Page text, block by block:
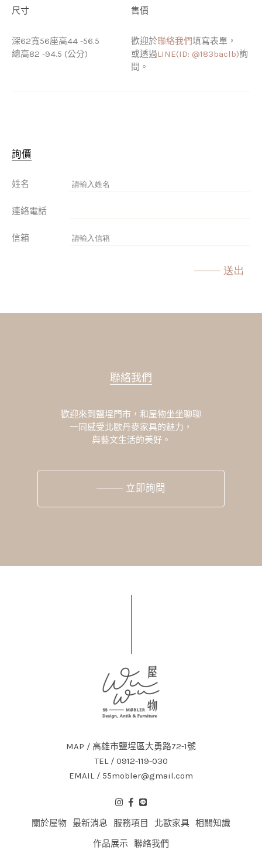
尺寸
深62寬56座高44 -56.5
總高82 -94.5 (公分)
售價
歡迎於聯絡我們填寫表單，
或透過LINE(ID: @183baclb)詢
問。
詢價
姓名
連絡電話
信箱
送出
聯絡我們
歡迎來到鹽埕門市，和屋物坐坐聊聊
一同感受北歐丹麥家具的魅力，
與藝文生活的美好。
立即詢問
MAP / 高雄市鹽埕區大勇路72-1號
TEL / 0912-119-030
EMAIL / 55mobler@gmail.com
關於屋物 最新消息 服務項目 北歐家具 相關知識
作品展示
聯絡我們